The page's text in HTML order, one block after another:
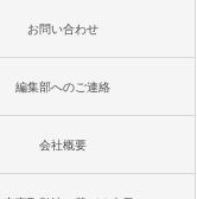
お問い合わせ
編集部へのご連絡
会社概要